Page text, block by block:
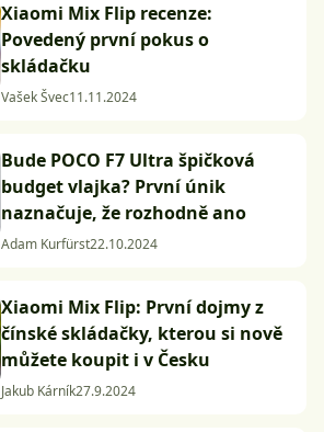
Xiaomi Mix Flip recenze:
Povedený první pokus o
skládačku
Vašek Švec11.11.2024
Bude POCO F7 Ultra špičková
budget vlajka? První únik
naznačuje, že rozhodně ano
Adam Kurfürst22.10.2024
Xiaomi Mix Flip: První dojmy z
čínské skládačky, kterou si nově
můžete koupit i v Česku
Jakub Kárník27.9.2024